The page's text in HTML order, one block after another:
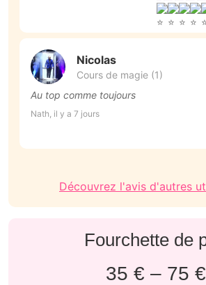
Nicolas
Cours de magie (1)
Au top comme toujours
Nath, il y a 7 jours
Découvrez l'avis d'autres
Fourchette de
35 € – 75 €